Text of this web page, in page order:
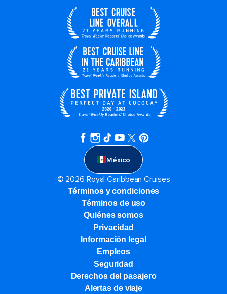
México
© 2026 Royal Caribbean Cruises
Términos y condiciones
Términos de uso
Quiénes somos
Privacidad
Información legal
Empleos
Seguridad
Derechos del pasajero
Alertas de viaje